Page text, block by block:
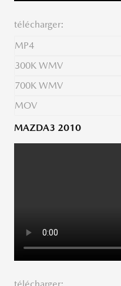
télécharger:
MP4
300K WMV
700K WMV
MOV
MAZDA3 2010